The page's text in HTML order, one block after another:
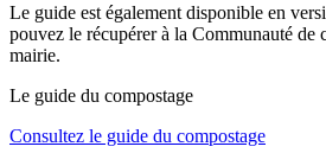
Le guide est également disponible en
pouvez le récupérer à la Communauté de
mairie.
Le guide du compostage
Consultez le guide du compostage